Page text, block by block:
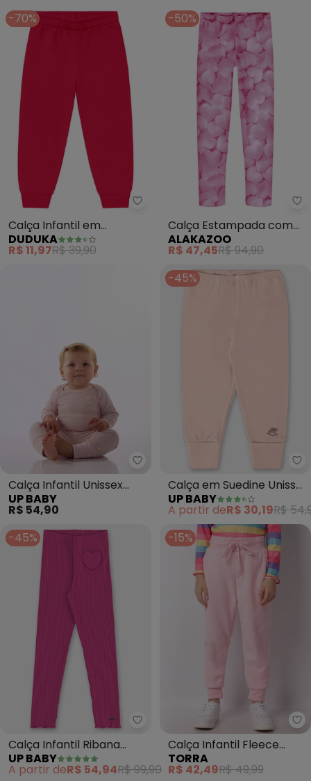
-70%
Duduka - Calça Infantil em
Calça Infantil em
Moletom (Rosa )
DUDUKA
R$ 11,97R$ 39,90
-50%
Calça Estampada com
Cós Elástico (Rosa)
ALAKAZOO
R$ 47,45R$ 94,90
Up Baby - Calça Infantil Unissex
Calça Infantil Unissex
Suedine Rosa
UP BABY
R$ 54,90
-45%
Calça em Suedine Unissex
para Bebê (Rosa)
UP BABY
A partir deR$ 30,19R$
-45%
Up Baby - Calça Infantil Ribana
Calça Infantil Ribana
Canelada (Rosa)
UP BABY
A partir deR$ 54,94R$ 99,90
-15%
Calça Infantil Fleece
Jogger (Rosa)
TORRA
R$ 42,49R$ 49,99